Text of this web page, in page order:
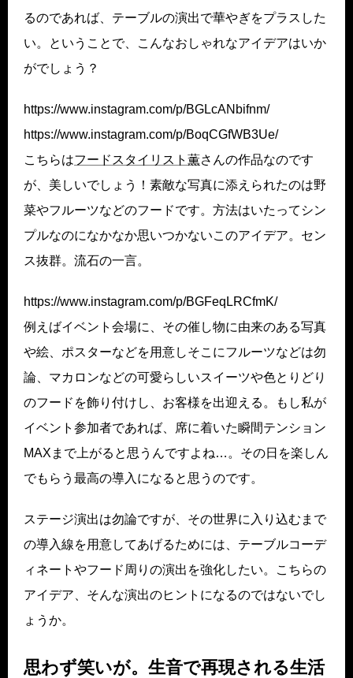
るのであれば、テーブルの演出で華やぎをプラスした
い。ということで、こんなおしゃれなアイデアはいか
がでしょう？
https://www.instagram.com/p/BGLcANbifnm/
https://www.instagram.com/p/BoqCGfWB3Ue/
こちらはフードスタイリスト薫さんの作品なのです
が、美しいでしょう！素敵な写真に添えられたのは野
菜やフルーツなどのフードです。方法はいたってシン
プルなのになかなか思いつかないこのアイデア。セン
ス抜群。流石の一言。
https://www.instagram.com/p/BGFeqLRCfmK/
例えばイベント会場に、その催し物に由来のある写真
や絵、ポスターなどを用意しそこにフルーツなどは勿
論、マカロンなどの可愛らしいスイーツや色とりどり
のフードを飾り付けし、お客様を出迎える。もし私が
イベント参加者であれば、席に着いた瞬間テンション
MAXまで上がると思うんですよね…。その日を楽しん
でもらう最高の導入になると思うのです。
ステージ演出は勿論ですが、その世界に入り込むまで
の導入線を用意してあげるためには、テーブルコーデ
ィネートやフード周りの演出を強化したい。こちらの
アイデア、そんな演出のヒントになるのではないでし
ょうか。
思わず笑いが。生音で再現される生活